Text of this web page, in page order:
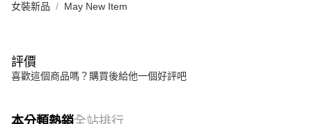
女裝新品 May New Item
評價
喜歡這個商品嗎？購買後給他一個好評吧
本分類熱銷全站排行